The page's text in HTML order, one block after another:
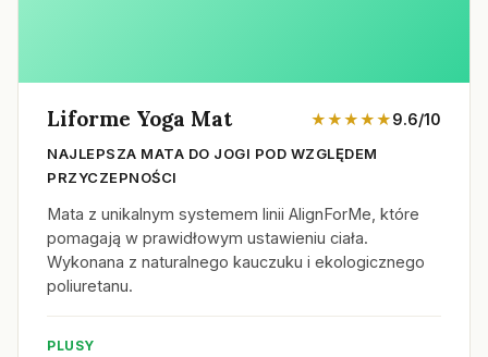
Liforme Yoga Mat ★★★★★9.6/10
NAJLEPSZA MATA DO JOGI POD WZGLĘDEM
PRZYCZEPNOŚCI
Mata z unikalnym systemem linii AlignForMe, które
pomagają w prawidłowym ustawieniu ciała.
Wykonana z naturalnego kauczuku i ekologicznego
poliuretanu.
PLUSY